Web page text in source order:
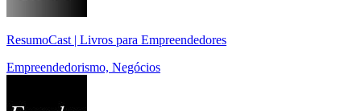
ResumoCast | Livros para Empreendedores
Empreendedorismo, Negócios